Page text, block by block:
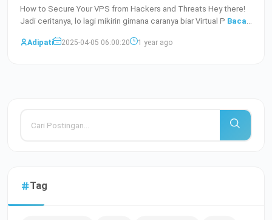
How to Secure Your VPS from Hackers and Threats Hey there!
Jadi ceritanya, lo lagi mikirin gimana caranya biar Virtual P Baca
Adipati
2025-04-05 06:00:20 1 year ago
Tag